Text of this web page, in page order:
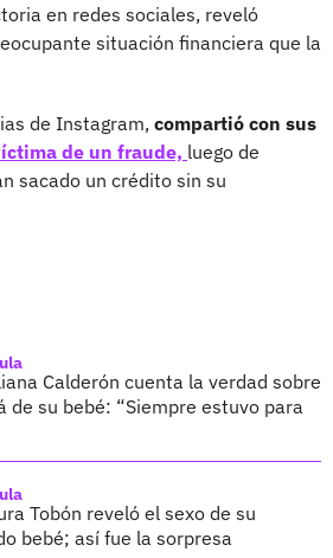
en redes sociales, reveló
situación financiera que la
de Instagram, compartió con sus
de un fraude, luego de
sacado un crédito sin su
Calderón cuenta la verdad sobre
de su bebé: “Siempre estuvo para
Tobón reveló el sexo de su
bebé; así fue la sorpresa